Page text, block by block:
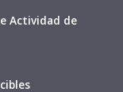
Actividad de